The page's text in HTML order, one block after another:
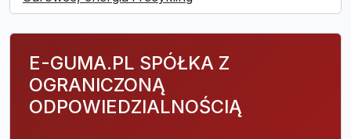
E-GUMA.PL SPÓŁKA Z
OGRANICZONĄ
ODPOWIEDZIALNOŚCIĄ